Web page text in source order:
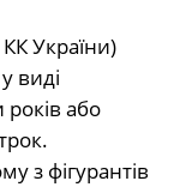
КК України)
виді
або
з фігурантів